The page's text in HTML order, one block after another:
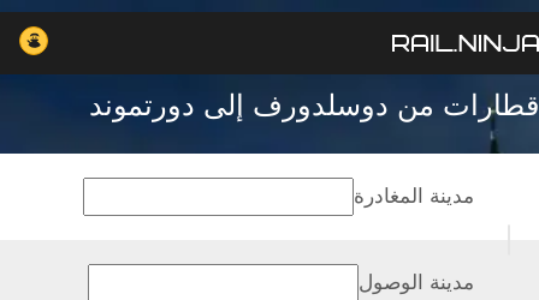
قطارات من دوسلدورف إلى دورتموند
مدينة المغادرة
مدينة الوصول